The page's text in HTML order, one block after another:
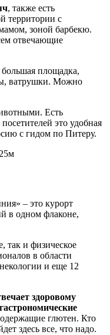
, также есть
территории с
зоной барбекю.
отвечающие
площадка,
ватрушки. Можно
Есть
это удобная
с гидом по Питеру.
– это курорт
в одном флаконе,
так и физическое
в области
и еще 12
здоровому
глютен. Кто
здесь все, что надо.